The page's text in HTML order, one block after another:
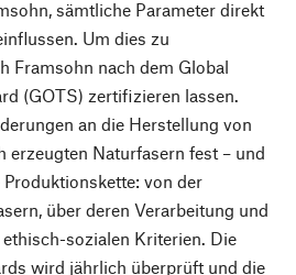
sämtliche Parameter direkt
Um dies zu
Framsohn nach dem Global
(GOTS) zertifizieren lassen.
an die Herstellung von
erzeugten Naturfasern fest – und
von der
über deren Verarbeitung und
sozialen Kriterien. Die
wird jährlich überprüft und die